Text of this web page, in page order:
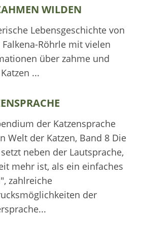
WILDEN
Lebensgeschichte von
Röhrle mit vielen
über zahme und
...
der Katzensprache
Welt der Katzen, Band 8 Die
neben der Lautsprache,
mehr ist, als ein einfaches
zahlreiche
der